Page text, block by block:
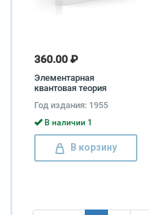
360.00 ₽
Элементарная
квантовая теория
Михаил Веселов
Год издания: 1955
В наличии 1
В корзину